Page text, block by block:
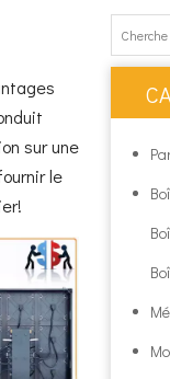
sur une
le